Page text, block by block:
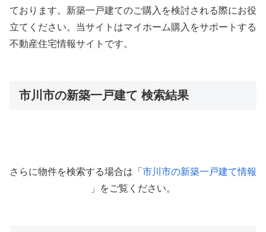
ております。新築一戸建てのご購入を検討される際にお役
立てください。当サイトはマイホーム購入をサポートする
不動産住宅情報サイトです。
市川市の新築一戸建て 検索結果
さらに物件を検索する場合は「 市川市の新築一戸建て情報
」をご覧ください。